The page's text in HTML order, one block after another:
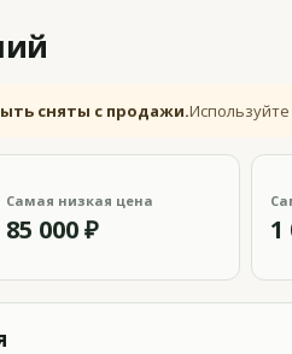
сняты с продажи.
Самая низкая цена
85 000 ₽ 1